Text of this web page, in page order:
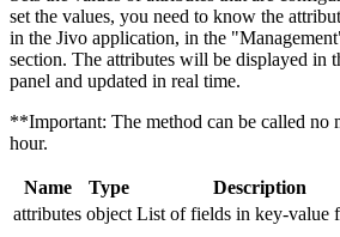
set the values, you need to know the
in the Jivo application, in the
section. The attributes will be displayed in
panel and updated in real time.
**Important: The method can be called no
hour.
Name Type
Description
attributes object List of fields in key-value